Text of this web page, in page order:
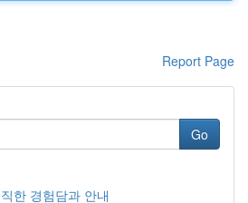
Report Page
Go
한 경험담과 안내